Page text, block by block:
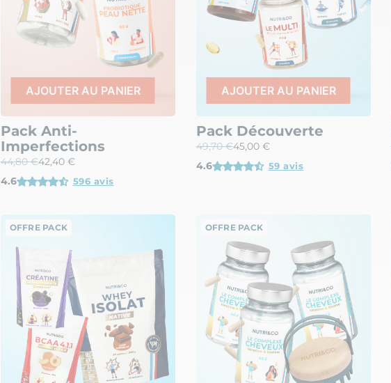
AJOUTER AU PANIER
Pack Anti-
Imperfections
44,80 €42,40 €
4.6
596 avis
AJOUTER AU PANIER
Pack Découverte
49,70 €45,00 €
4.6
59 avis
OFFRE PACK OFFRE PACK